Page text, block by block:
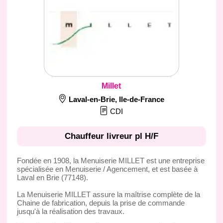
Millet
Laval-en-Brie, Ile-de-France
CDI
Chauffeur livreur pl H/F
Fondée en 1908, la Menuiserie MILLET est une entreprise
spécialisée en Menuiserie / Agencement, et est basée à
Laval en Brie (77148).
La Menuiserie MILLET assure la maîtrise complète de la
Chaine de fabrication, depuis la prise de commande
jusqu'à la réalisation des travaux.